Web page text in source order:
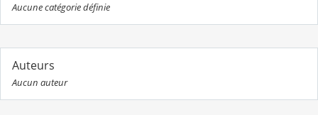
Aucune catégorie définie
Auteurs
Aucun auteur